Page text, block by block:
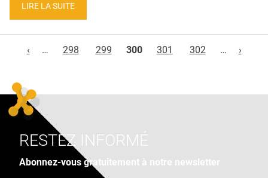
LIRE LA SUITE
‹
… 298 299 300 301 302 … ›
RESTEZ INFORMÉ
Abonnez-vous gratuitement à notre newsletter